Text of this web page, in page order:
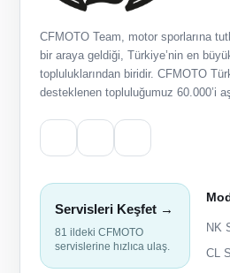
CFMOTO Team, motor sporlarına
bir araya geldiği, Türkiye’nin en
topluluklarından biridir. CFMOTO
desteklenen topluluğumuz 60.000’i
Servisleri Keşfet →
81 ildeki CFMOTO
servislerine hızlıca ulaş.
NK
CL